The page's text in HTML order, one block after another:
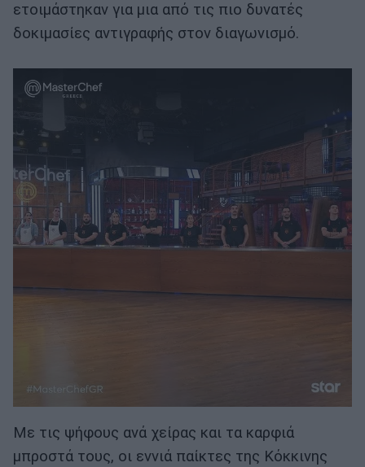
ετοιμάστηκαν για μια από τις πιο δυνατές
δοκιμασίες αντιγραφής στον διαγωνισμό.
Με τις ψήφους ανά χείρας και τα καρφιά
μπροστά τους, οι εννιά παίκτες της Κόκκινης